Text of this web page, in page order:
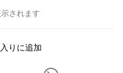
されます
りに追加